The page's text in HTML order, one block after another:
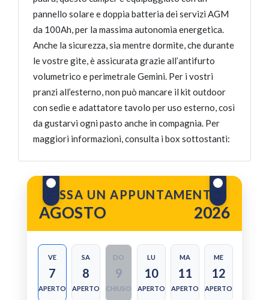
pannello solare e doppia batteria dei servizi AGM
da 100Ah, per la massima autonomia energetica.
Anche la sicurezza, sia mentre dormite, che durante
le vostre gite, è assicurata grazie all’antifurto
volumetrico e perimetrale Gemini. Per i vostri
pranzi all’esterno, non può mancare il kit outdoor
con sedie e adattatore tavolo per uso esterno, così
da gustarvi ogni pasto anche in compagnia. Per
maggiori informazioni, consulta i box sottostanti:
FISSA UN APPUNTAMENTO
AGOSTO 2026
VE
7
APERTO
SA
8
APERTO
DO
9
CHIUSO
LU
10
APERTO
MA
11
APERTO
ME
12
APERTO